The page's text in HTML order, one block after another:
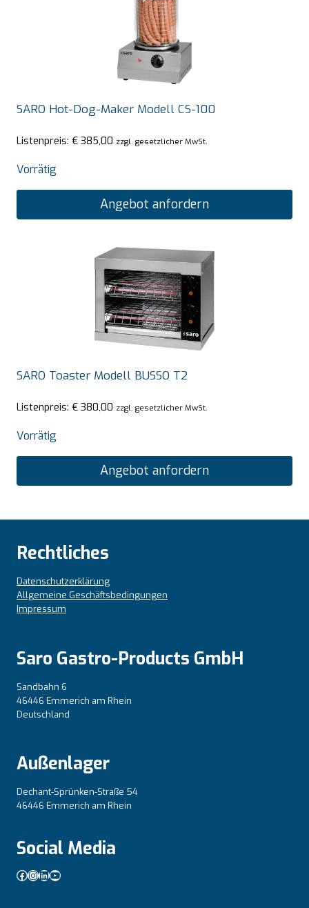
SARO Hot-Dog-Maker Modell CS-100
Listenpreis: € 385,00 zzgl. gesetzlicher MwSt.
Vorrätig
Angebot anfordern
SARO Toaster Modell BUSSO T2
Listenpreis: € 380,00 zzgl. gesetzlicher MwSt.
Vorrätig
Angebot anfordern
Rechtliches
Datenschutzerklärung
Allgemeine Geschäftsbedingungen
Impressum
Saro Gastro-Products GmbH
Sandbahn 6
46446 Emmerich am Rhein
Deutschland
Außenlager
Dechant-Sprünken-Straße 54
46446 Emmerich am Rhein
Social Media
Facebook
Instagram
LinkedIn
YouTube